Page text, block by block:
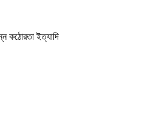
কঠোরতা ইত্যাদি